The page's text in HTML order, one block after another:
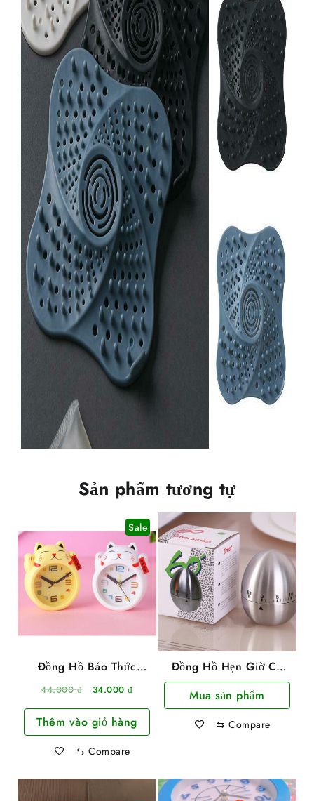
Sản phẩm tương tự
Sale
Đồng Hồ Báo Thức
Hình Mèo Thần Tài May
Mắn
44.000₫
Giá
là:
44.000 ₫.
34.000₫Giá
tại
là:
Thêm vào giỏ hàng
⇆ Compare
Đồng Hồ Hẹn Giờ Cơ
Học Nhà Bếp Hình Quả
Trứng Vỏ Inox
Mua sản phẩm
⇆ Compare